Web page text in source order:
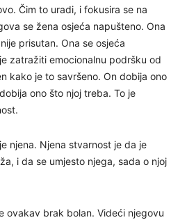
Čim to uradi, i fokusira se na
se žena osjeća napušteno. Ona
prisutan. Ona se osjeća
zatražiti emocionalnu podršku od
kako je to savršeno. On dobija ono
ono što njoj treba. To je
njena. Njena stvarnost je da je
i da se umjesto njega, sada o njoj
ovakav brak bolan. Videći njegovu